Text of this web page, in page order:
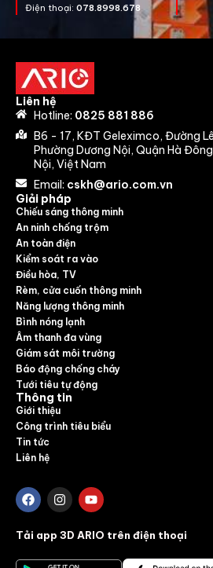
Điện thoại: 078.8998.678
Liên hệ
Hotline: 0825 881 886
B6 - 17, KĐT Geleximco, Đường
Phường Dương Nội, Quận Hà
Nội, Việt Nam
Email: cskh@ario.com.vn
Giải pháp
Chiếu sáng thông minh
An ninh chống trộm
An toàn điện
Kiểm soát ra vào
Điều hòa, TV
Rèm, cửa cuốn thông minh
Năng lượng thông minh
Bình nóng lạnh
Âm thanh đa vùng
Giám sát môi trường
Báo động chống cháy
Tưới tiêu tự động
Thông tin
Giới thiệu
Công trình tiêu biểu
Tin tức
Liên hệ
Tải app 3D ARIO trên điện thoại